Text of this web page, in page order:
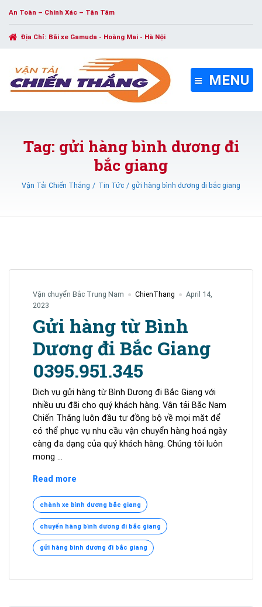
An Toàn – Chính Xác – Tận Tâm
Địa Chỉ: Bãi xe Gamuda - Hoàng Mai - Hà Nội
MENU
Tag: gửi hàng bình dương đi
bắc giang
Vận Tải Chiến Thắng Tin Tức gửi hàng bình dương đi bắc giang
Vận chuyển Bắc Trung Nam ChienThang
April 14,
2023
Gửi hàng từ Bình
Dương đi Bắc Giang
0395.951.345
Dịch vụ gửi hàng từ Bình Dương đi Bắc Giang với
nhiều ưu đãi cho quý khách hàng. Vận tải Bắc Nam
Chiến Thắng luôn đầu tư đồng bộ về mọi mặt để
có thể phục vụ nhu cầu vận chuyển hàng hoá ngày
càng đa dạng của quý khách hàng. Chúng tôi luôn
mong …
Read more
từ
Bình
Dương
đi
Bắc
0395.951.345
chành xe bình dương bắc giang
chuyển hàng bình dương đi bắc giang
gửi hàng bình dương đi bắc giang